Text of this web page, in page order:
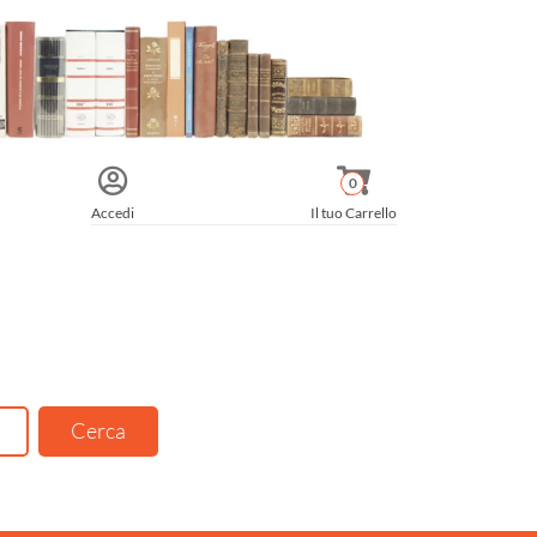
Accedi Il tuo Carrello
0